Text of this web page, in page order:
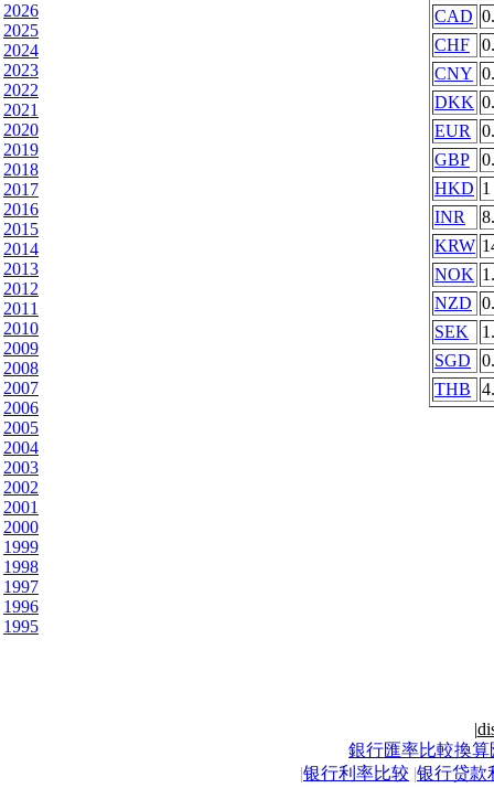
2026
2025
2024
2023
2022
2021
2020
2019
2018
2017
2016
2015
2014
2013
2012
2011
2010
2009
2008
2007
2006
2005
2004
2003
2002
2001
2000
1999
1998
1997
1996
1995
CAD
CHF
CNY
DKK
EUR
GBP
HKD 1
INR
KRW
NOK
NZD
SEK
SGD
THB
|
銀行匯率比較換算
|银行利率比较 |银行贷款